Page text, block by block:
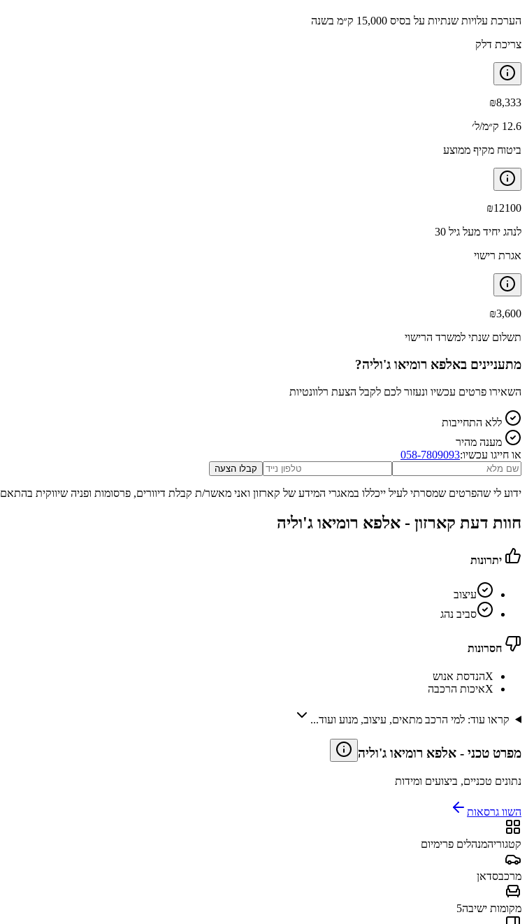
הערכת עלויות שנתיות על בסיס 15,000 ק״מ בשנה
צריכת דלק
₪8,333
12.6 ק״מ/ל׳
ביטוח מקיף ממוצע
₪12100
לנהג יחיד מעל גיל 30
אגרת רישוי
₪3,600
תשלום שנתי למשרד הרישוי
מתעניינים באלפא רומיאו ג'וליה?
השאירו פרטים עכשיו ונעזור לכם לקבל הצעת רלוונטיות
ללא התחייבות
מענה מהיר
או חייגו עכשיו:058-7809093
קבלו הצעה
ידוע לי שהפרטים שמסרתי לעיל ייכללו במאגרי המידע של קארזון ואני מאשר/ת קבלת דיוורים, פרסומות ופניה שיווקית בהתאם
חוות דעת קארזון - אלפא רומיאו ג'וליה
יתרונות
עיצוב
סביב נהג
חסרונות
Xהנדסת אנוש
Xאיכות הרכבה
קראו עוד: למי הרכב מתאים, עיצוב, מנוע ועוד...
מפרט טכני - אלפא רומיאו ג'וליה
נתונים טכניים, ביצועים ומידות
השוו גרסאות
קטגוריהמנהלים פרימיום
מרכבסדאן
מקומות ישיבה5